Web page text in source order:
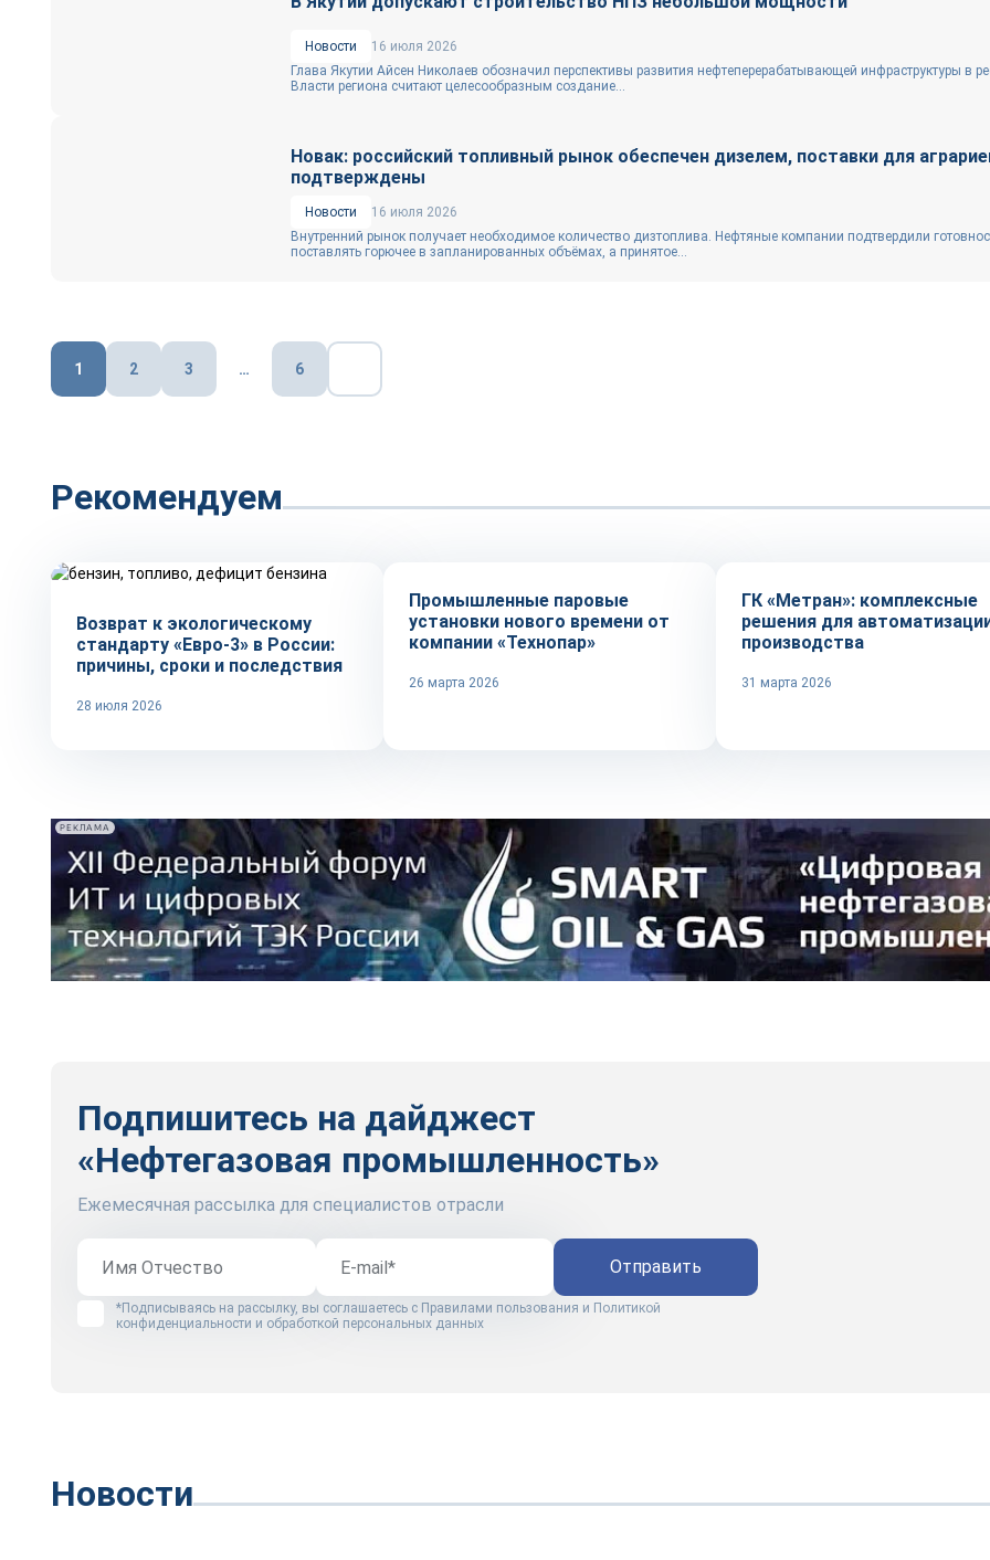
Новости
16 июля 2026
Глава Якутии Айсен Николаев обозначил перспективы развития нефтеперерабатывающей инфраструктуры в
Власти региона считают целесообразным создание...
Новак: российский топливный рынок обеспечен дизелем, поставки для
подтверждены
Новости
16 июля 2026
Внутренний рынок получает необходимое количество дизтоплива. Нефтяные компании подтвердили
поставлять горючее в запланированных объёмах, а принятое...
Пагинация
записей
1 2 3 … 6
Рекомендуем
Возврат к экологическому
стандарту «Евро-3» в России:
причины, сроки и последствия
28 июля 2026
Промышленные паровые
установки нового времени от
компании «Технопар»
26 марта 2026
ГК «Метран»: комплексные
решения для
производства
31 марта 2026
РЕКЛАМА
Подпишитесь на дайджест
«Нефтегазовая промышленность»
Ежемесячная рассылка для специалистов отрасли
*Подписываясь на рассылку, вы соглашаетесь с Правилами пользования и Политикой
конфиденциальности и обработкой персональных данных
Отправить
Новости